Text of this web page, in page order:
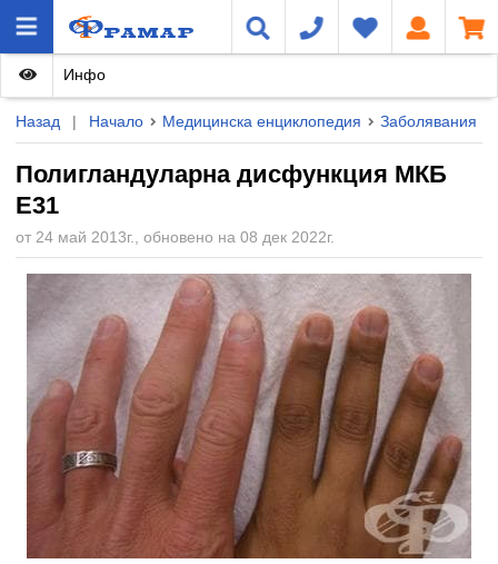
Назад | Начало Медицинска енциклопедия Заболявания
Полигландуларна дисфункция МКБ
E31
от 24 май 2013г., обновено на 08 дек 2022г.
Инфо